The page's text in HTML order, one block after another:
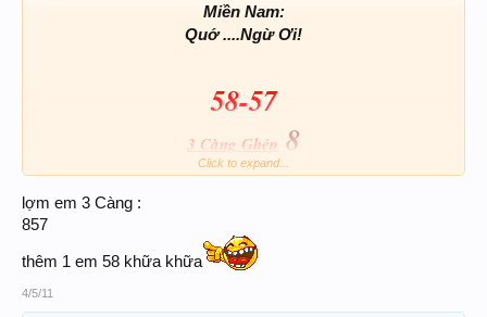
Miền Nam:
Quớ ....Ngừ Ơi!
58-57
3 Càng Ghép 8
Click to expand...
lợm em 3 Càng :
857
thêm 1 em 58 khữa khữa
4/5/11